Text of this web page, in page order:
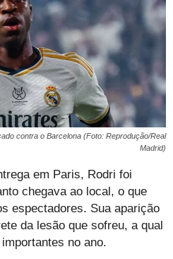
contra o Barcelona (Foto: Reprodução/Real
Madrid)
em Paris, Rodri foi
chegava ao local, o que
espectadores. Sua aparição
da lesão que sofreu, a qual
no ano.